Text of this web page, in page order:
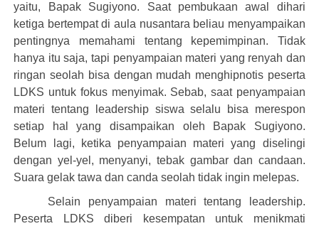
yaitu, Bapak Sugiyono. Saat pembukaan awal dihari
ketiga bertempat di aula nusantara beliau menyampaikan
pentingnya memahami tentang kepemimpinan. Tidak
hanya itu saja, tapi penyampaian materi yang renyah dan
ringan seolah bisa dengan mudah menghipnotis peserta
LDKS untuk fokus menyimak. Sebab, saat penyampaian
materi tentang leadershipsiswa selalu bisa merespon
setiap hal yang disampaikan oleh Bapak Sugiyono.
Belum lagi, ketika penyampaian materi yang diselingi
dengan yel-yel, menyanyi, tebak gambar dan candaan.
Suara gelak tawa dan canda seolah tidak ingin melepas.
Selain penyampaian materi tentang
leadership.
Peserta LDKS diberi kesempatan untuk menikmati